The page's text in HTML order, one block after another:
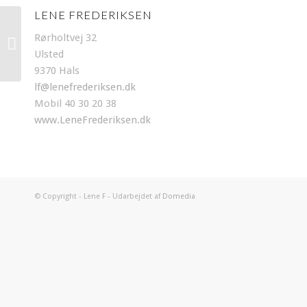
LENE FREDERIKSEN
Rørholtvej 32
Ulsted
9370 Hals
lf@lenefrederiksen.dk
Mobil 40 30 20 38
www.LeneFrederiksen.dk
© Copyright - Lene F - Udarbejdet af Domedia
Blandform 25×25